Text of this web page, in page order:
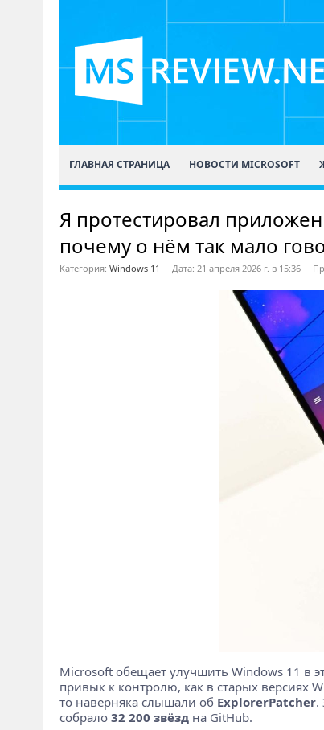
ГЛАВНАЯ СТРАНИЦА НОВОСТИ MICROSOFT
Я протестировал
почему о нём так мало
Категория: Windows 11 Дата: 21 апреля 2026 г. в 15:36
Microsoft обещает улучшить Windows 11 в
привык к контролю, как в старых версиях
то наверняка слышали об ExplorerPatcher.
собрало 32 200 звёздна GitHub.